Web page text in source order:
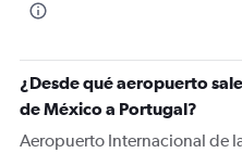
¿Desde qué aeropuerto
de México a Portugal?
Aeropuerto Internacional de